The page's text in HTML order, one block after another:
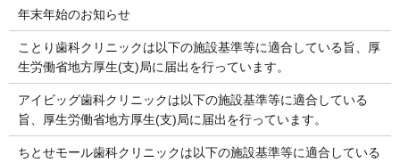
年末年始のお知らせ
ことり歯科クリニックは以下の施設基準等に適合している旨、厚
生労働省地方厚生(支)局に届出を行っています。
アイビッグ歯科クリニックは以下の施設基準等に適合している
旨、厚生労働省地方厚生(支)局に届出を行っています。
ちとせモール歯科クリニックは以下の施設基準等に適合している